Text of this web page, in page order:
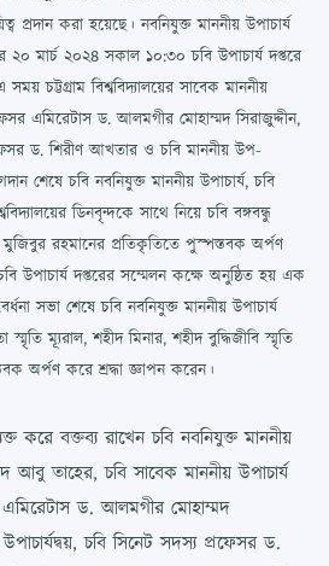
প্রদান করা হয়েছে। নবনিযুক্ত মাননীয় উপাচার্য
মার্চ ২০২৪ সকাল ১০:৩০ চবি উপাচার্য দপ্তরে
চট্টগ্রাম বিশ্ববিদ্যালয়ের সাবেক মাননীয়
এমিরেটাস ড. আলমগীর মোহাম্মদ সিরাজুদ্দীন,
ড. শিরীণ আখতার ও চবি মাননীয় উপ-
শেষে চবি নবনিযুক্ত মাননীয় উপাচার্য, চবি
ডিনবৃন্দকে সাথে নিয়ে চবি বঙ্গবন্ধু
মুজিবুর রহমানের প্রতিকৃতিতে পুস্পস্তবক অর্পণ
উপাচার্য দপ্তরের সম্মেলন কক্ষে অনুষ্ঠিত হয় এক
সভা শেষে চবি নবনিযুক্ত মাননীয় উপাচার্য
স্মৃতি ম্যূরাল, শহীদ মিনার, শহীদ বুদ্ধিজীবি স্মৃতি
অর্পণ করে শ্রদ্ধা জ্ঞাপন করেন।
করে বক্তব্য রাখেন চবি নবনিযুক্ত মাননীয়
আবু তাহের, চবি সাবেক মাননীয় উপাচার্য
ড. আলমগীর মোহাম্মদ
চবি সিনেট সদস্য প্রফেসর ড.